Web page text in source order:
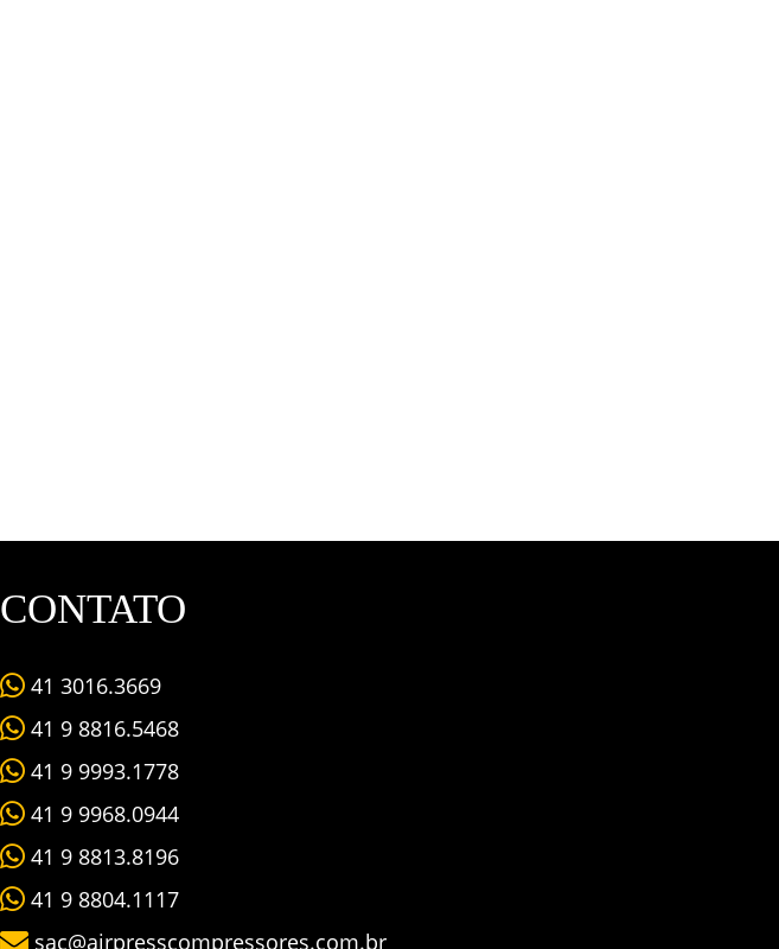
CONTATO
41 3016.3669
41 9 8816.5468
41 9 9993.1778
41 9 9968.0944
41 9 8813.8196
41 9 8804.1117
sac@airpresscompressores.com.br